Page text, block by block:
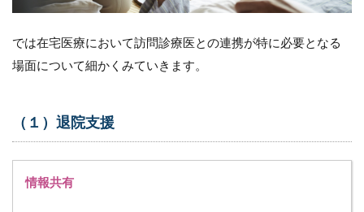
ト
3.4.2
緩和ケ
アの調
訪
問
診
療
の
では在宅医療において訪問診療医との連携が特に必要となる
場面について細かくみていきます。
（１）退院支援
情報共有